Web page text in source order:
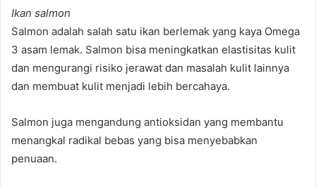
Ikan salmon
Salmon adalah salah satu ikan berlemak yang kaya Omega
3 asam lemak. Salmon bisa meningkatkan elastisitas kulit
dan mengurangi risiko jerawat dan masalah kulit lainnya
dan membuat kulit menjadi lebih bercahaya.
Salmon juga mengandung antioksidan yang membantu
menangkal radikal bebas yang bisa menyebabkan
penuaan.